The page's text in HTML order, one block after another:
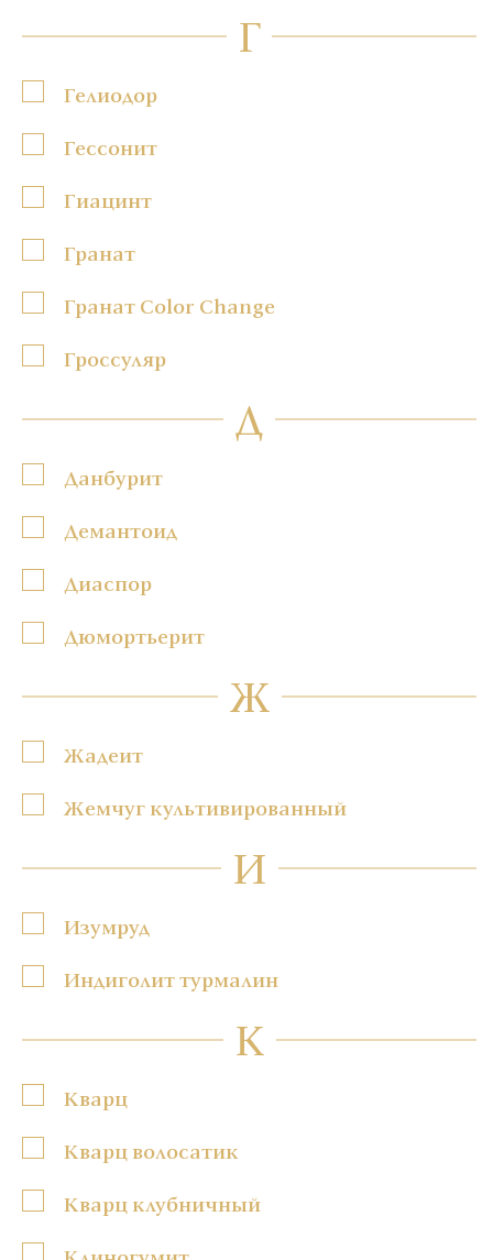
Г
Гелиодор
Гессонит
Гиацинт
Гранат
Гранат Color Change
Гроссуляр
Д
Данбурит
Демантоид
Диаспор
Дюмортьерит
Ж
Жадеит
Жемчуг культивированный
И
Изумруд
Индиголит турмалин
К
Кварц
Кварц волосатик
Кварц клубничный